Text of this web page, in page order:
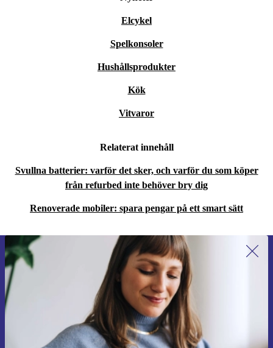
Elcykel
Spelkonsoler
Hushållsprodukter
Kök
Vitvaror
Relaterat innehåll
Svullna batterier: varför det sker, och varför du som köper
från refurbed inte behöver bry dig
Renoverade mobiler: spara pengar på ett smart sätt
Anmäl dig till vårt nyhetsbrev för
första gången och spara 200 kr!
Missa aldrig ett erbjudande igen.